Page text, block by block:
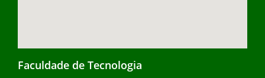
Faculdade de Tecnologia